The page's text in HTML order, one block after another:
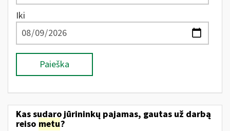
Iki
Paieška
Kas sudaro jūrininkų pajamas, gautas už darbą
reiso metu?